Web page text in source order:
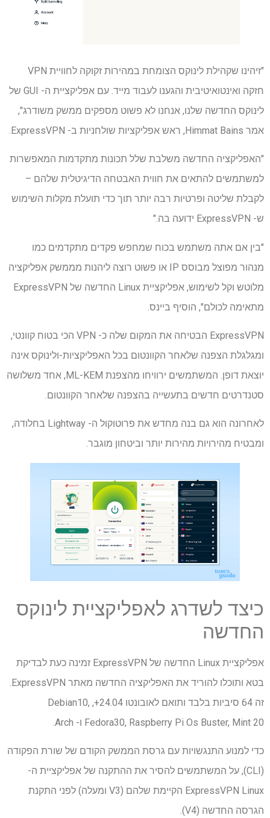
"זיהינו שקהילת לינוקס הצומחת במהירות זקוקה לחוויית VPN
חזקה ואינטואיטיבית והגענו לעבוד מייד. עם אפליקציית ה- GUI של
לינוקס החדשה שלנו, אנחנו לא פשוט מספקים ממשק משודרג",
אמר Himmat Bains, ראש אפליקציות שולחניות ב- ExpressVPN.
"האפליקציה החדשה משלבת שלל תכונות מתקדמות המאפשרות
למשתמשים להתאים את חווית האבטחה הדיגיטלית שלהם –
לקבלת שליטה ופרטיות רבה יותר תוך כדי תועלת מקלות השימוש
ש- ExpressVPN ידועה בה."
"בין אם אתה משתמש בכוח שמחפש פקדים מתקדמים כמו
מנהור מפוצל מבוסס IP או פשוט רוצה ליהנות מממשק אפליקציה
מלוטש וקל לשימוש, אפליקציית Linux החדשה של ExpressVPN
מתאימה לכולם", הוסיף ביינס.
ExpressVPN הבטיחה את המקום שלה כ- VPN הכי בטוח קוונטי,
ומגלגלת הצפנה שלאחר הקוונטום בכל האפליקציות-ולינוקס אינה
יוצאת דופן. המשתמשים ירוויחו מהצפנת ML-KEM, אחד משלושה
סטנדרטים חדשים בתעשייה בהצפנה שלאחר הקוונטום.
לאחרונה הוא גם בנה מחדש את פרוטוקול ה- Lightway בחלודה,
ומבטיח מהירויות מהירות יותר וביטחון מוגבר.
כיצד לשדרג לאפליקציית לינוקס
החדשה
אפליקציית Linux החדשה של ExpressVPN זמינה כעת לבדיקת
בטא ותוכלו להוריד את האפליקציה החדשה מאתר ExpressVPN.
זה 64 סיביות בלבד ותואם לאובונטו 24.04+, Debian10,
Fedora30, Raspberry Pi Os Buster, Mint 20 ו- Arch.
כדי למנוע התנגשויות עם גרסת הממשק הקודם של שורת הפקודה
(CLI), על המשתמשים להסיר את ההתקנה של אפליקציית ה-
ExpressVPN Linux הקיימת שלהם (V3 ומעלה) לפני התקנת
הגרסה החדשה (V4).